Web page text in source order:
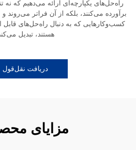
راه‌حل‌های یکپارچه‌ای ارائه می‌دهیم که نه
برآورده می‌کنند، بلکه از آن فراتر می‌روند
کسب‌وکارهایی که به دنبال راه‌حل‌های قابل
هستند، تبدیل
دریافت نقل‌قول
مزایای